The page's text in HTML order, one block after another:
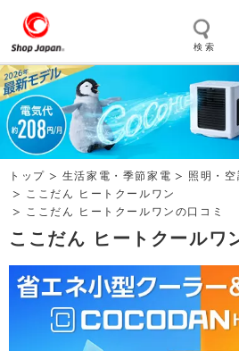
検 索
トゥルースリーパー ソイリッチ
掃除機 クッキングプロ
エアコン オーラル
トップ 生活家電・季節家電
照明・
ここだん ヒートクールワン
ここだん ヒートクールワンの口コミ
ここだん ヒートクールワ